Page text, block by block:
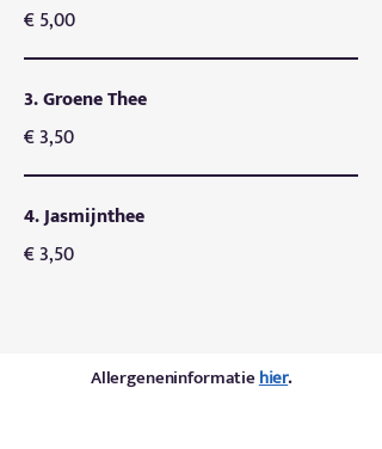
€ 5,00
3. Groene Thee
€ 3,50
4. Jasmijnthee
€ 3,50
Allergeneninformatiehier.